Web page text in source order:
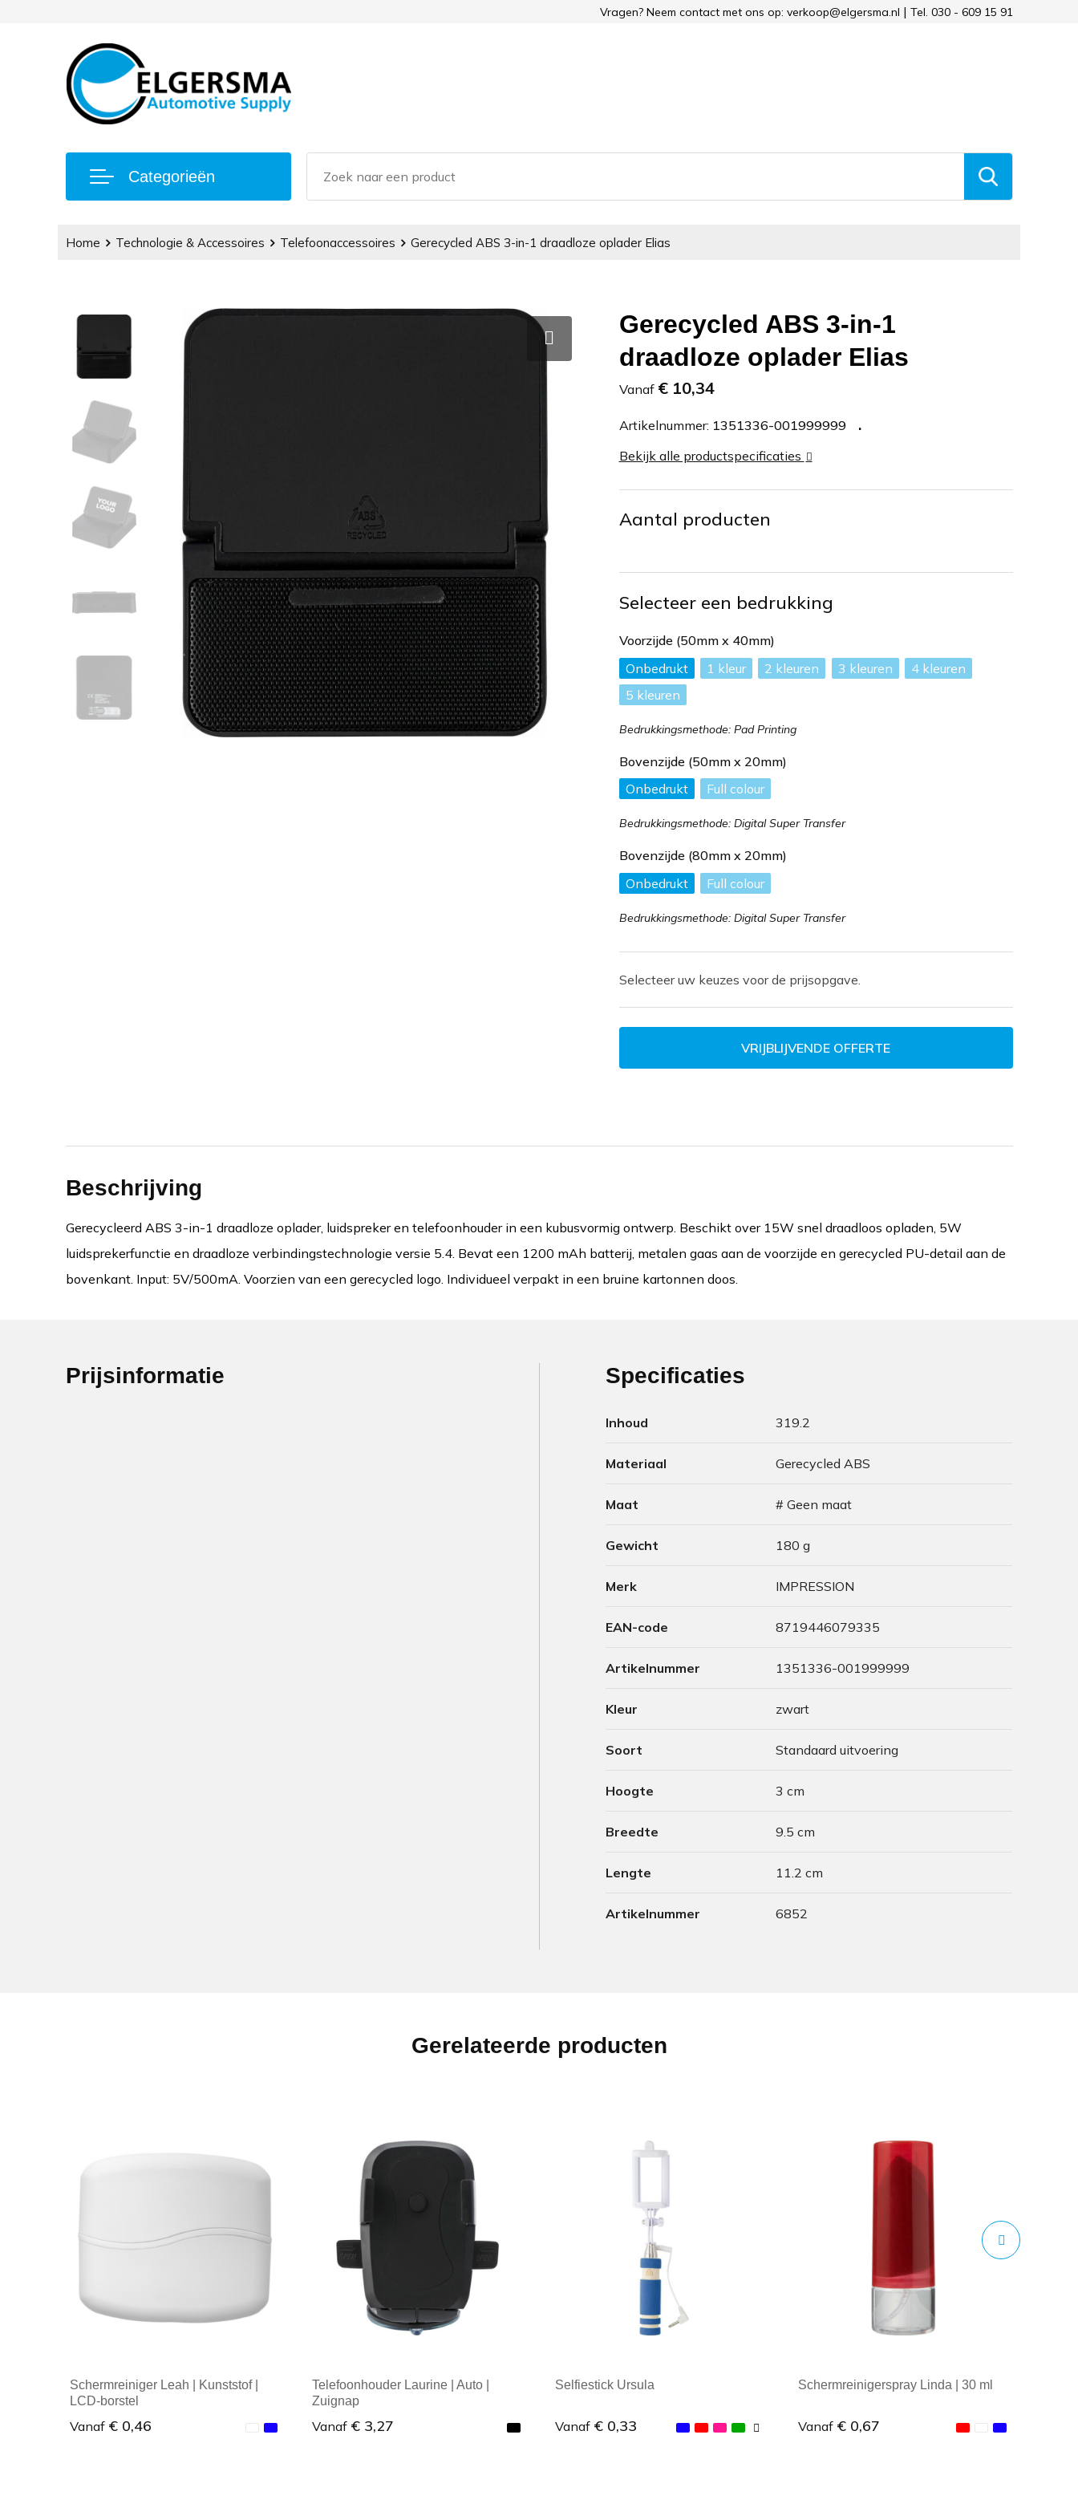
Vragen? Neem contact met ons op: verkoop@elgersma.nl Tel. 030 - 609 15 91
Categorieën
Home Technologie & Accessoires Telefoonaccessoires Gerecycled ABS 3-in-1 draadloze oplader Elias
Gerecycled ABS 3-in-1
draadloze oplader Elias
Vanaf € 10,34
Artikelnummer: 1351336-001999999
Bekijk alle productspecificaties
Aantal producten
Selecteer een bedrukking
Voorzijde (50mm x 40mm)
Onbedrukt
1 2 3
4
5
Bedrukkingsmethode: Pad Printing
Bovenzijde (50mm x 20mm)
Onbedrukt
Full colour
Bedrukkingsmethode: Digital Super Transfer
Bovenzijde (80mm x 20mm)
Onbedrukt
Full colour
Bedrukkingsmethode: Digital Super Transfer
Selecteer uw keuzes voor de prijsopgave.
VRIJBLIJVENDE OFFERTE
Beschrijving
Gerecycleerd ABS 3-in-1 draadloze oplader, luidspreker en telefoonhouder in een kubusvormig ontwerp. Beschikt over 15W snel draadloos opladen, 5W
luidsprekerfunctie en draadloze verbindingstechnologie versie 5.4. Bevat een 1200 mAh batterij, metalen gaas aan de voorzijde en gerecycled PU-detail aan de
bovenkant. Input: 5V/500mA. Voorzien van een gerecycled logo. Individueel verpakt in een bruine kartonnen doos.
Prijsinformatie Specificaties
Inhoud 319.2
Materiaal Gerecycled ABS
Maat # Geen maat
Gewicht 180 g
Merk IMPRESSION
EAN-code 8719446079335
Artikelnummer 1351336-001999999
Kleur zwart
Soort Standaard uitvoering
Hoogte 3 cm
Breedte 9.5 cm
Lengte 11.2 cm
Artikelnummer 6852
Gerelateerde producten
Schermreiniger Leah | Kunststof |
LCD-borstel
Vanaf € 0,46
Telefoonhouder Laurine | Auto |
Zuignap
Vanaf € 3,27
Selfiestick Ursula
Vanaf € 0,33
Schermreinigerspray Linda | 30 ml
Vanaf € 0,67